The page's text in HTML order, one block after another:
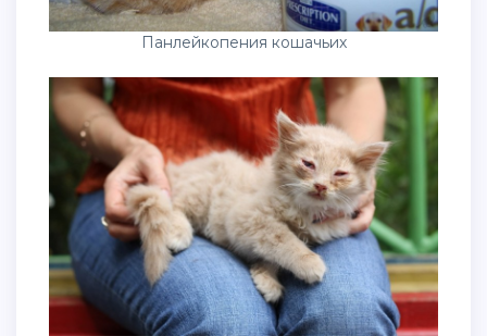
Панлейкопения кошачьих